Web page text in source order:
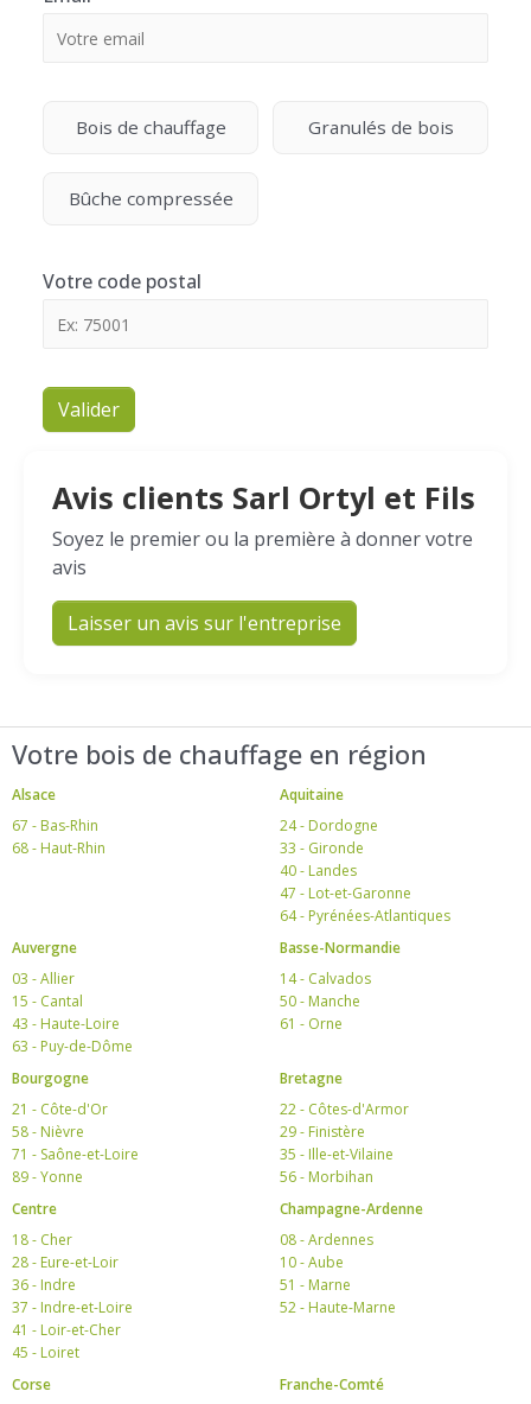
Bois de chauffage Granulés de bois
Bûche compressée
Votre code postal
Valider
Avis clients Sarl Ortyl et Fils
Soyez le premier ou la première à donner votre
avis
Laisser un avis sur l'entreprise
Votre bois de chauffage en région
Alsace
67 - Bas-Rhin
68 - Haut-Rhin
Aquitaine
24 - Dordogne
33 - Gironde
40 - Landes
47 - Lot-et-Garonne
64 - Pyrénées-Atlantiques
Auvergne
03 - Allier
15 - Cantal
43 - Haute-Loire
63 - Puy-de-Dôme
Basse-Normandie
14 - Calvados
50 - Manche
61 - Orne
Bourgogne
21 - Côte-d'Or
58 - Nièvre
71 - Saône-et-Loire
89 - Yonne
Bretagne
22 - Côtes-d'Armor
29 - Finistère
35 - Ille-et-Vilaine
56 - Morbihan
Centre
18 - Cher
28 - Eure-et-Loir
36 - Indre
37 - Indre-et-Loire
41 - Loir-et-Cher
45 - Loiret
Champagne-Ardenne
08 - Ardennes
10 - Aube
51 - Marne
52 - Haute-Marne
Corse
Franche-Comté